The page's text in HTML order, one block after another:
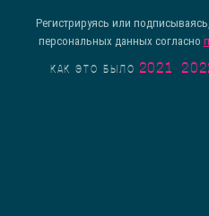
Регистрируясь или
персональных данных согласно
КАК ЭТО БЫЛО 2021 ·